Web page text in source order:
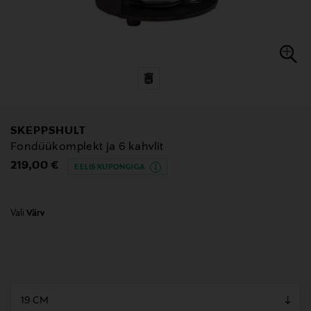
SKEPPSHULT
Fondüükomplekt ja 6 kahvlit
Original Price
219,00 € EELIS KUPONGIGA
Vali Värv